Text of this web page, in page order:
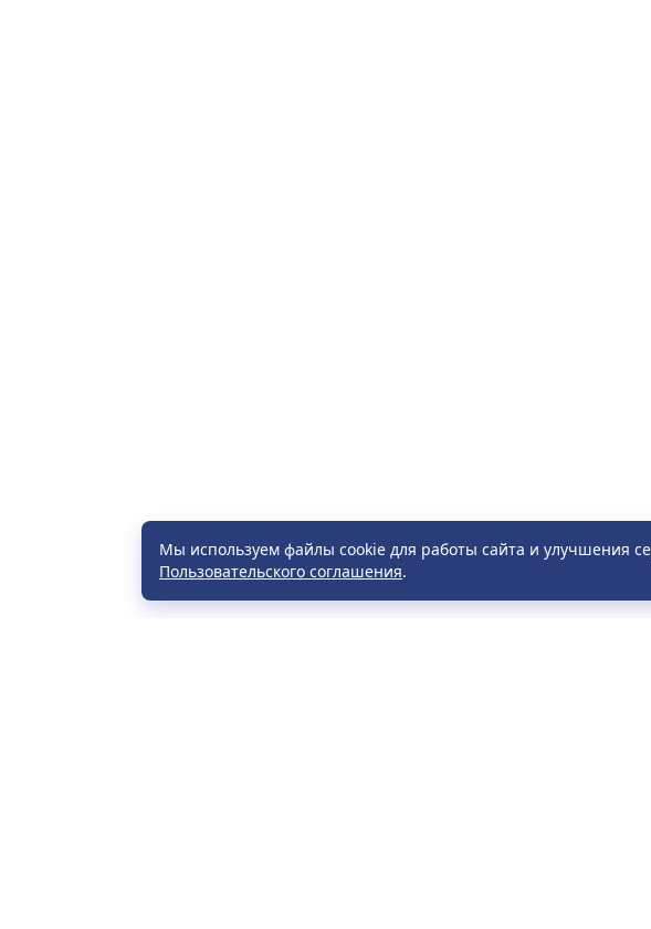
Мы используем файлы cookie для работы сайта и улучшения
Пользовательского соглашения.